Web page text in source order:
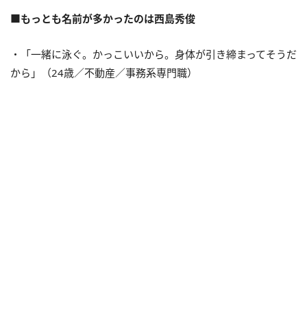
■もっとも名前が多かったのは西島秀俊
・「一緒に泳ぐ。かっこいいから。身体が引き締まってそうだ
から」（24歳／不動産／事務系専門職）